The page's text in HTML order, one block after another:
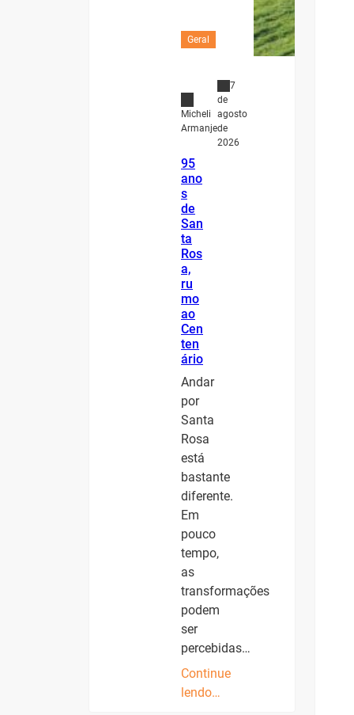
Geral
Micheli
Armanje
7
de
agosto
de
2026
95
ano
s
de
San
ta
Ros
a,
ru
mo
ao
Cen
ten
ário
Andar
por
Santa
Rosa
está
bastante
diferente.
Em
pouco
tempo,
as
transformações
podem
ser
percebidas…
Continue
lendo…